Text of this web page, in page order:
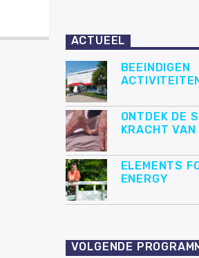
ACTUEEL
BEEINDIGEN
ACTIVITEITEN
ONTDEK DE
KRACHT
ELEMENTS
ENERGY
VOLGENDE